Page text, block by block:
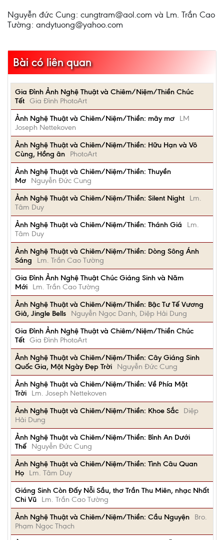
Nguyễn đức Cung: cungtram@aol.com và Lm. Trần Cao
Tường: andytuong@yahoo.com
Bài có liên quan
Gia Đình Ảnh Nghệ Thuật và Chiêm/Niệm/Thiền Chúc
Tết Gia Đình PhotoArt
Ảnh Nghệ Thuật và Chiêm/Niệm/Thiền: mây mơ
LM
Joseph Nettekoven
Ảnh Nghệ Thuật và Chiêm/Niệm/Thiền: Hữu Hạn và Vô
Cùng, Hồng ân
PhotoArt
Ảnh Nghệ Thuật và Chiêm/Niệm/Thiền: Thuyền
Mơ
Nguyễn Đức Cung
Ảnh Nghệ Thuật và Chiêm/Niệm/Thiền: Silent Night
Lm.
Tâm Duy
Ảnh Nghệ Thuật và Chiêm/Niệm/Thiền: Thánh Giá
Lm.
Tâm Duy
Ảnh Nghệ Thuật và Chiêm/Niệm/Thiền: Dòng Sông Ánh
Sáng
Lm. Trần Cao Tường
Gia Đình Ảnh Nghệ Thuật Chúc Giáng Sinh và Năm
Mới
Lm. Trần Cao Tường
Ảnh Nghệ Thuật và Chiêm/Niệm/Thiền: Bậc Tư Tế Vương
Giả, Jingle Bells
Nguyễn Ngọc Danh, Diệp Hải Dung
Gia Đình Ảnh Nghệ Thuật và Chiêm/Niệm/Thiền Chúc
Tết Gia Đình PhotoArt
Ảnh Nghệ Thuật và Chiêm/Niệm/Thiền: Cây Giáng Sinh
Quốc Gia, Một Ngày Đẹp Trời
Nguyễn Đức Cung
Ảnh Nghệ Thuật và Chiêm/Niệm/Thiền: Về Phía Mặt
Trời
Lm. Joseph Nettekoven
Ảnh Nghệ Thuật và Chiêm/Niệm/Thiền: Khoe Sắc
Diệp
Hải Dung
Ảnh Nghệ Thuật và Chiêm/Niệm/Thiền: Bình An Dưới
Thế
Nguyễn Đức Cung
Ảnh Nghệ Thuật và Chiêm/Niệm/Thiền: Tình Câu Quan
Họ
Lm. Tâm Duy
Giáng Sinh Còn Đấy Nỗi Sầu, thơ Trần Thu Miên, nhạc Nhất
Chi Vũ
Lm. Trần Cao Tường
Ảnh Nghệ Thuật và Chiêm/Niệm/Thiền: Cầu Nguyện
Bro.
Phạm Ngọc Thạch